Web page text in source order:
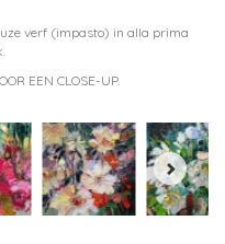
verf (impasto) in alla prima
EEN CLOSE-UP.